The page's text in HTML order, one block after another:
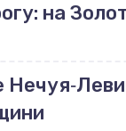
на